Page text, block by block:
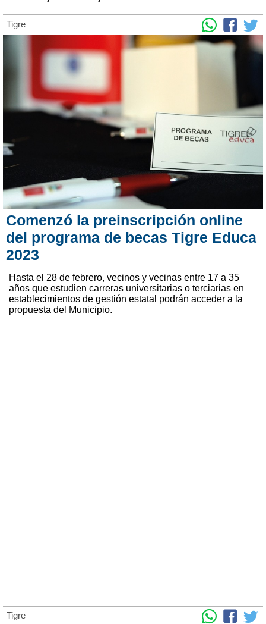
Tigre
Comenzó la preinscripción online
del programa de becas Tigre Educa
2023
Hasta el 28 de febrero, vecinos y vecinas entre 17 a 35
años que estudien carreras universitarias o terciarias en
establecimientos de gestión estatal podrán acceder a la
propuesta del Municipio.
Tigre